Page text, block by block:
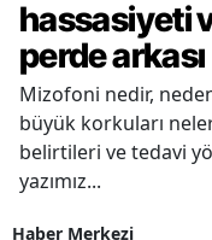
hassasiyeti
perde arkası
Mizofoni nedir,
büyük korkuları
belirtileri ve tedavi
yazımız...
Haber Merkezi